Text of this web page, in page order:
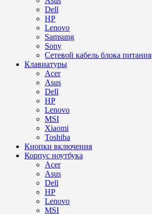
Dell
HP
Lenovo
Samsung
Sony
Сетевой кабель блока питания
Клавиатуры
Acer
Asus
Dell
HP
Lenovo
MSI
Xiaomi
Toshiba
Кнопки включения
Корпус ноутбука
Acer
Asus
Dell
HP
Lenovo
MSI